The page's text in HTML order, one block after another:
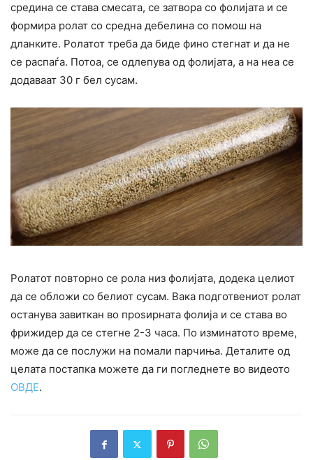
средина се става смесата, се затвора со фолијата и се
формира ролат со средна дебелина со помош на
дланките. Ролатот треба да биде фино стегнат и да не
се распаѓа. Потоа, се одлепува од фолијата, а на неа се
додаваат 30 г бел сусам.
Ролатот повторно се рола низ фолијата, додека целиот
да се обложи со белиот сусам. Вака подготвениот ролат
останува завиткан во проѕирната фолија и се става во
фрижидер да се стегне 2-3 часа. По изминатото време,
може да се послужи на помали парчиња. Деталите од
целата постапка можете да ги погледнете во видеото
ОВДЕ.